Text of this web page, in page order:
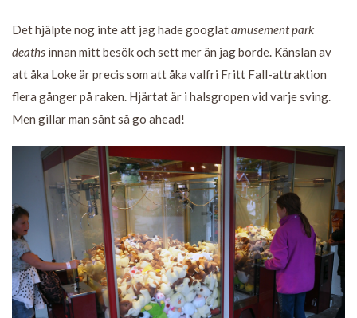
Det hjälpte nog inte att jag hade googlatamusement park
deaths innan mitt besök och sett mer än jag borde. Känslan av
att åka Loke är precis som att åka valfri Fritt Fall-attraktion
flera gånger på raken. Hjärtat är i halsgropen vid varje sving.
Men gillar man sånt så go ahead!